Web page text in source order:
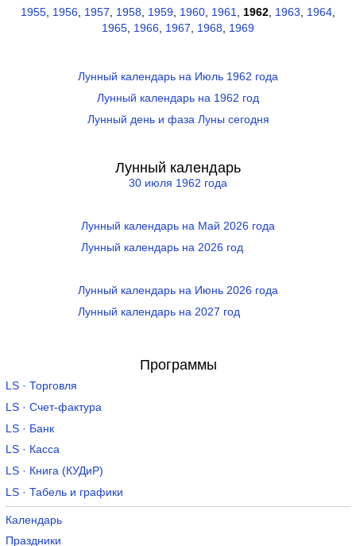
1955, 1956, 1957, 1958, 1959, 1960, 1961, 1962, 1963, 1964,
1965, 1966, 1967, 1968, 1969
Лунный календарь на Июль 1962 года
Лунный календарь на 1962 год
Лунный день и фаза Луны сегодня
Лунный календарь
30 июля 1962 года
Лунный календарь на Май 2026 года
Лунный календарь на 2026 год
Лунный календарь на Июнь 2026 года
Лунный календарь на 2027 год
Программы
LS · Торговля
LS · Счет-фактура
LS · Банк
LS · Касса
LS · Книга (КУДиР)
LS · Табель и графики
Календарь
Праздники